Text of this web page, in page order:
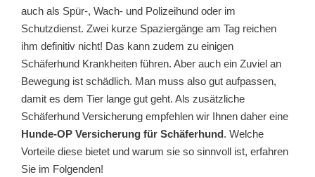
auch als Spür-, Wach- und Polizeihund oder im
Schutzdienst. Zwei kurze Spaziergänge am Tag reichen
ihm definitiv nicht! Das kann zudem zu einigen
Schäferhund Krankheiten führen. Aber auch ein Zuviel an
Bewegung ist schädlich. Man muss also gut aufpassen,
damit es dem Tier lange gut geht. Als zusätzliche
Schäferhund Versicherung empfehlen wir Ihnen daher eine
Hunde-OP Versicherung für Schäferhund. Welche
Vorteile diese bietet und warum sie so sinnvoll ist, erfahren
Sie im Folgenden!